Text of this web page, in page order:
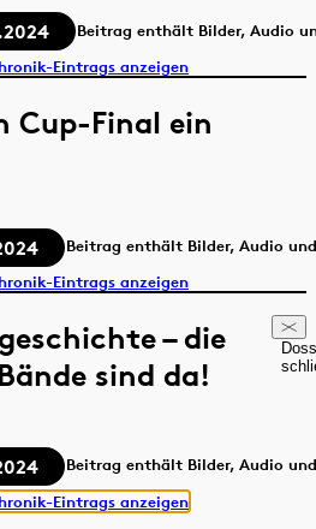
Beitrag enthält Bilder, Audio
Eintrags anzeigen
Cup-Final ein
Beitrag enthält Bilder, Audio
Eintrags anzeigen
– die
sind da!
Beitrag enthält Bilder, Audio
Eintrags anzeigen